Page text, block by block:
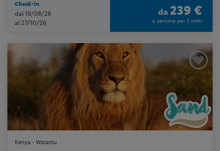
Check-in
dal 19/08/26
al 27/10/26
da 239 €
a persona per 3 notti
Kenya - Watamu